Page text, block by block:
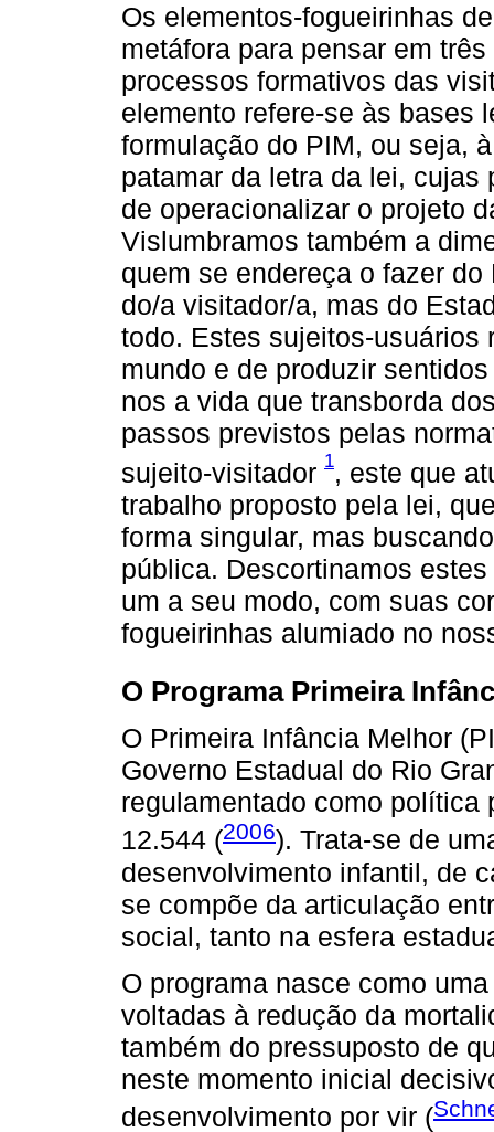
Os elementos-fogueirinhas
metáfora para pensar em
processos formativos das
elemento refere-se às bases
formulação do PIM, ou seja,
patamar da letra da lei,
de operacionalizar o projeto
Vislumbramos também a
quem se endereça o fazer
do/a visitador/a, mas do
todo. Estes sujeitos-usuários
mundo e de produzir
nos a vida que transborda
passos previstos pelas
sujeito-visitador 1, este que
trabalho proposto pela lei,
forma singular, mas
pública. Descortinamos
um a seu modo, com suas
fogueirinhas alumiado no
O Programa Primeira
O Primeira Infância Melhor
Governo Estadual do Rio
regulamentado como política
12.544 (2006). Trata-se de
desenvolvimento infantil, de
se compõe da articulação
social, tanto na esfera
O programa nasce como
voltadas à redução da
também do pressuposto de
neste momento inicial
desenvolvimento por vir (